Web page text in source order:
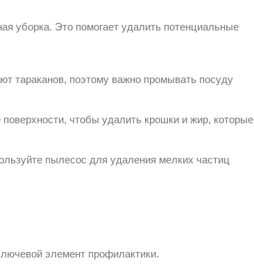
уборка. Это помогает удалить потенциальные
тараканов, поэтому важно промывать посуду
чтобы удалить крошки и жир, которые
пылесос для удаления мелких частиц
элемент профилактики.